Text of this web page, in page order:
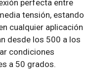
perfecta entre
tensión, estando
cualquier aplicación
desde los 500 a los
condiciones
a 50 grados.